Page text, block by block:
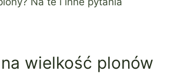
wielkość plonów